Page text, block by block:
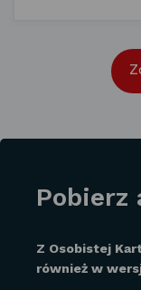
Z Osobistej
również w